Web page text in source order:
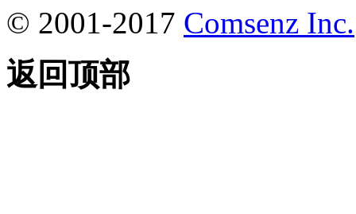
© 2001-2017 Comsenz Inc.
返回顶部